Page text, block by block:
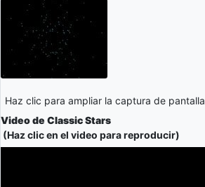
Haz clic para ampliar la captura de pantalla
Video de Classic Stars
(Haz clic en el video para reproducir)